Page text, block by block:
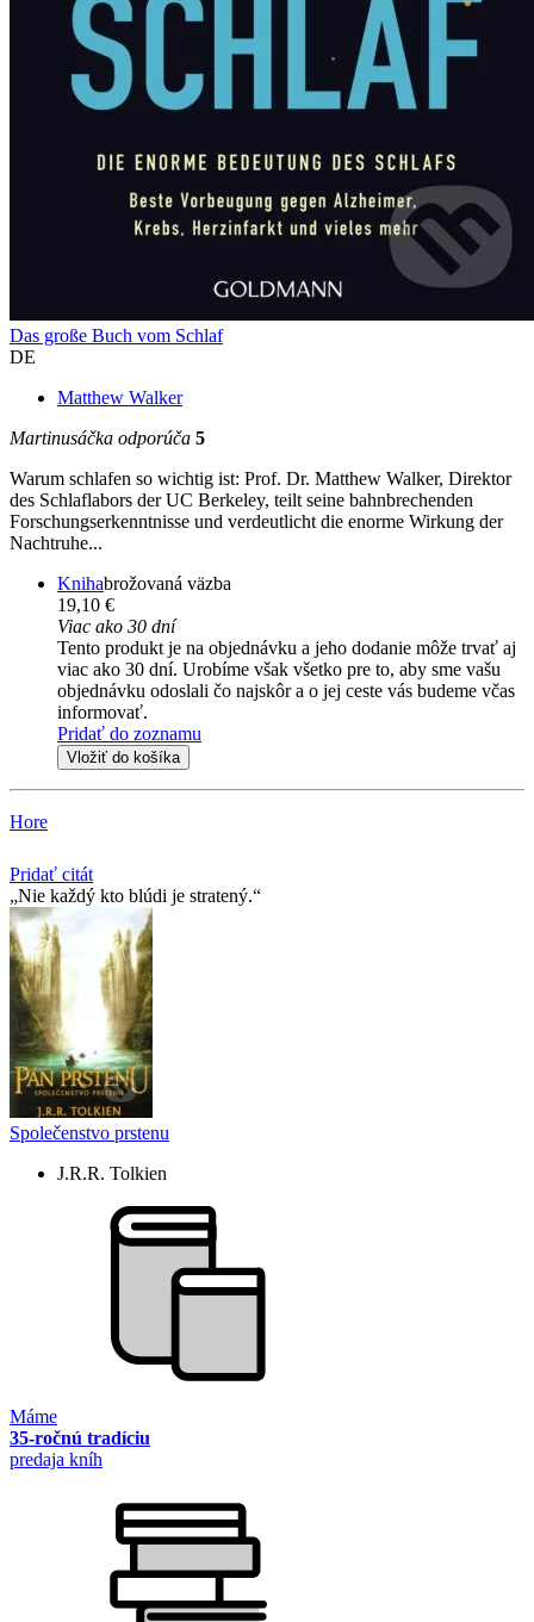
Das große Buch vom Schlaf
DE
Matthew Walker
Martinusáčka odporúča 5
Warum schlafen so wichtig ist: Prof. Dr. Matthew Walker, Direktor
des Schlaflabors der UC Berkeley, teilt seine bahnbrechenden
Forschungserkenntnisse und verdeutlicht die enorme Wirkung der
Nachtruhe...
Knihabrožovaná väzba
19,10 €
Viac ako 30 dní
Tento produkt je na objednávku a jeho dodanie môže trvať aj
viac ako 30 dní. Urobíme však všetko pre to, aby sme vašu
objednávku odoslali čo najskôr a o jej ceste vás budeme včas
informovať.
Pridať do zoznamu
Vložiť do košíka
Hore
Pridať citát
Nie každý kto blúdi je stratený.
Společenstvo prstenu
J.R.R. Tolkien
Máme
35-ročnú tradíciu
predaja kníh